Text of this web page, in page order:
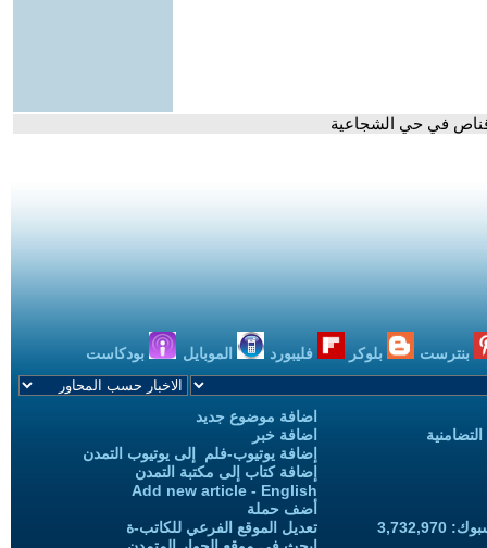
في حي الشجاعية
بنترست بلوكر فليبورد الموبايل بودكاست
اضافة موضوع جديد
اضافة خبر
إضافة يوتيوب-فلم إلى يوتيوب التمدن
إضافة كتاب إلى مكتبة التمدن
Add new article - English
أضف حملة
تعديل الموقع الفرعي للكاتب-ة